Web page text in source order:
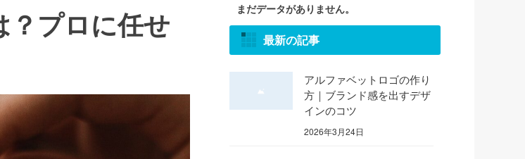
？プロに任せ まだデータがありません。
最新の記事
アルファベットロゴの作り
方｜ブランド感を出すデザ
インのコツ
2026年3月24日